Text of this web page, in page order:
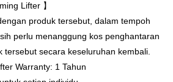
Ringgit Malaysia (MYR), jumlah produk
turun naik kadar pertukaran semasa
OP Pay Later]
oleh Taiwan Mobile dan tersedia untuk
Lifter 】
produk tersebut, dalam tempoh
perlu menanggung kos penghantaran
secara keseluruhan kembali.
Warranty: 1 Tahun